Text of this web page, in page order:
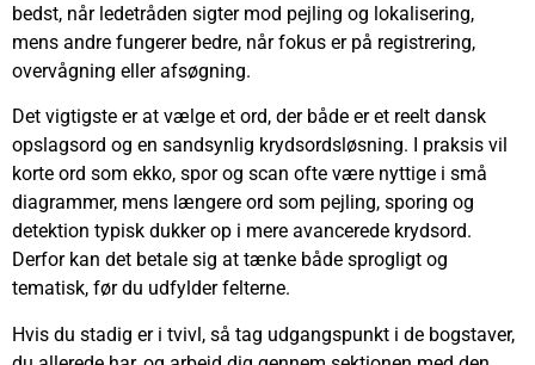
bedst, når ledetråden sigter mod pejling og lokalisering,
mens andre fungerer bedre, når fokus er på registrering,
overvågning eller afsøgning.
Det vigtigste er at vælge et ord, der både er et reelt dansk
opslagsord og en sandsynlig krydsordsløsning. I praksis vil
korte ord som ekko, spor og scan ofte være nyttige i små
diagrammer, mens længere ord som pejling, sporing og
detektion typisk dukker op i mere avancerede krydsord.
Derfor kan det betale sig at tænke både sprogligt og
tematisk, før du udfylder felterne.
Hvis du stadig er i tvivl, så tag udgangspunkt i de bogstaver,